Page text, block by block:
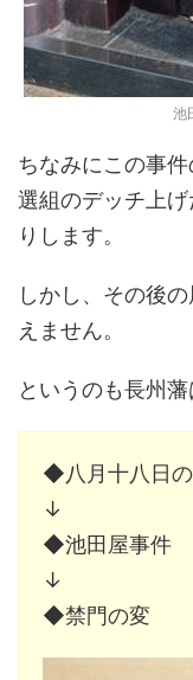
池
ちなみにこの事
選組のデッチ上
りします。
しかし、その後
えません。
というのも長州藩
◆八月十八日
↓
◆池田屋事件
↓
◆禁門の変